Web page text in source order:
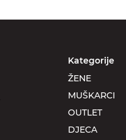
Kategorije
ŽENE
MUŠKARCI
OUTLET
DJECA